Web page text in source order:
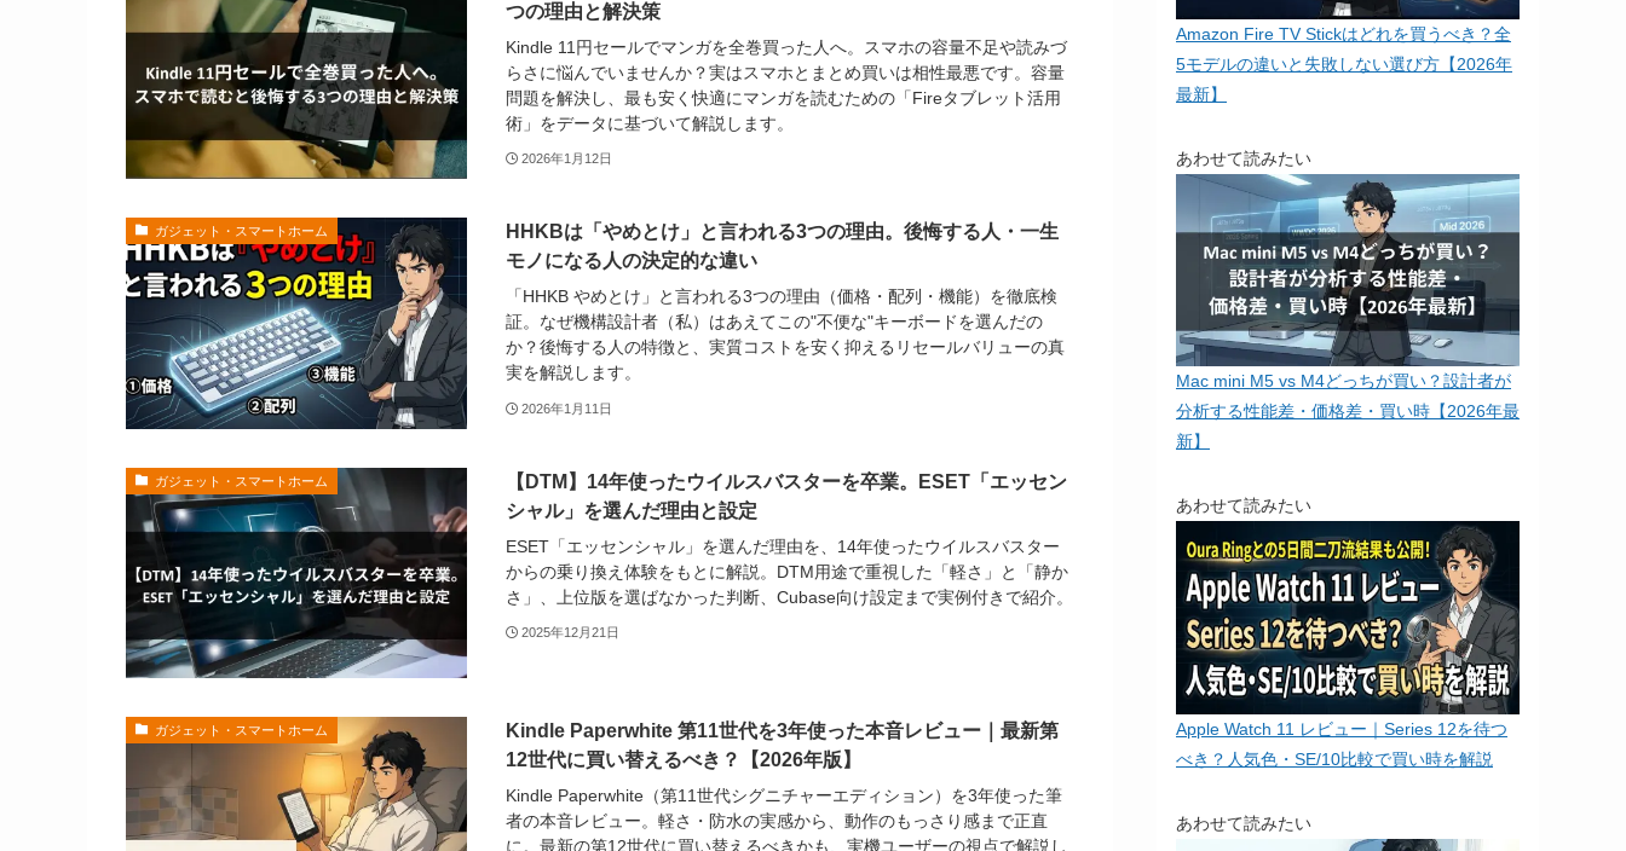
つの理由と解決策
Kindle 11円セールでマンガを全巻買った人へ。スマホの容量不足や読みづ
らさに悩んでいませんか？実はスマホとまとめ買いは相性最悪です。容量
問題を解決し、最も安く快適にマンガを読むための「Fireタブレット活用
術」をデータに基づいて解説します。
2026年1月12日
ガジェット・スマートホーム
HHKBは「やめとけ」と言われる3つの理由。後悔する人・一生
モノになる人の決定的な違い
「HHKB やめとけ」と言われる3つの理由（価格・配列・機能）を徹底検
証。なぜ機構設計者（私）はあえてこの"不便な"キーボードを選んだの
か？後悔する人の特徴と、実質コストを安く抑えるリセールバリューの真
実を解説します。
2026年1月11日
ガジェット・スマートホーム
【DTM】14年使ったウイルスバスターを卒業。ESET「エッセン
シャル」を選んだ理由と設定
ESET「エッセンシャル」を選んだ理由を、14年使ったウイルスバスター
からの乗り換え体験をもとに解説。DTM用途で重視した「軽さ」と「静か
さ」、上位版を選ばなかった判断、Cubase向け設定まで実例付きで紹介。
2025年12月21日
ガジェット・スマートホーム
Kindle Paperwhite 第11世代を3年使った本音レビュー｜最新第
12世代に買い替えるべき？【2026年版】
Kindle Paperwhite（第11世代シグニチャーエディション）を3年使った筆
者の本音レビュー。軽さ・防水の実感から、動作のもっさり感まで正直
に。最新の第12世代に買い替えるべきかも、実機ユーザーの視点で解説し
Amazon Fire TV Stickはどれを買うべき？全
5モデルの違いと失敗しない選び方【2026年
最新】
あわせて読みたい
Mac mini M5 vs M4どっちが買い？設計者が
分析する性能差・価格差・買い時【2026年最
新】
あわせて読みたい
Apple Watch 11 レビュー｜Series 12を待つ
べき？人気色・SE/10比較で買い時を解説
あわせて読みたい